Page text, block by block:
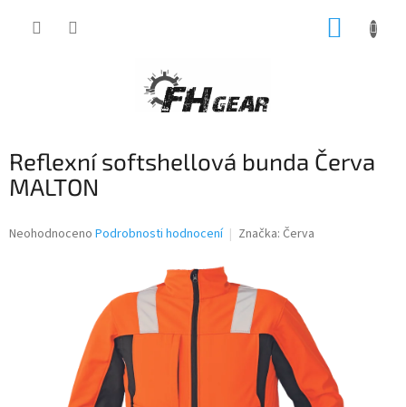
Reflexní softshellová bunda Červa
MALTON
Průměrné
Neohodnoceno Podrobnosti hodnocení Značka: Červa